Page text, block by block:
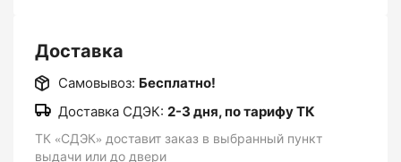
Декоративные растения
также комнатные растения.
Доставка
Самовывоз: Бесплатно!
Доставка СДЭК: 2-3 дня, по тарифу ТК
ТК «СДЭК» доставит заказ в выбранный пункт
выдачи или до двери